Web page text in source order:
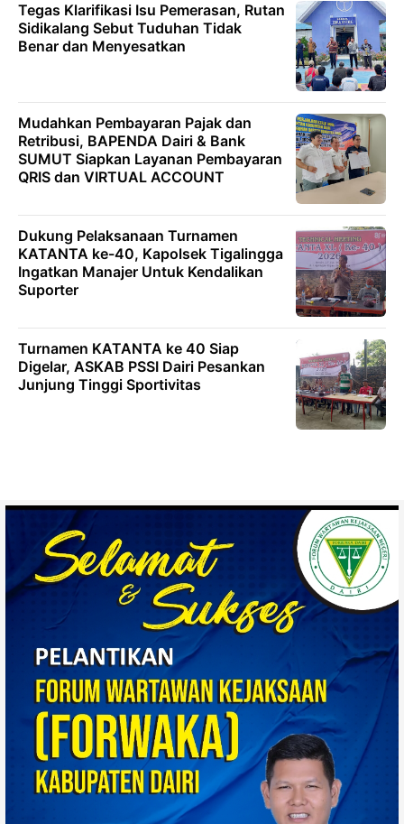
Tegas Klarifikasi Isu Pemerasan, Rutan
Sidikalang Sebut Tuduhan Tidak
Benar dan Menyesatkan
Mudahkan Pembayaran Pajak dan
Retribusi, BAPENDA Dairi & Bank
SUMUT Siapkan Layanan Pembayaran
QRIS dan VIRTUAL ACCOUNT
Dukung Pelaksanaan Turnamen
KATANTA ke-40, Kapolsek Tigalingga
Ingatkan Manajer Untuk Kendalikan
Suporter
Turnamen KATANTA ke 40 Siap
Digelar, ASKAB PSSI Dairi Pesankan
Junjung Tinggi Sportivitas